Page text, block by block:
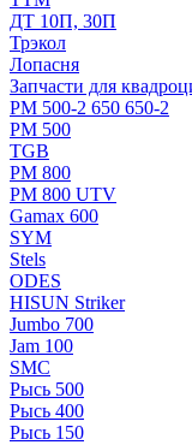
ДТ 10П, 30П
Трэкол
Лопасня
Запчасти для
РМ 500-2 650 650-2
РМ 500
TGB
РМ 800
РМ 800 UTV
Gamax 600
SYM
Stels
ОDЕS
HISUN Striker
Jumbo 700
Jam 100
SMC
Рысь 500
Рысь 400
Рысь 150